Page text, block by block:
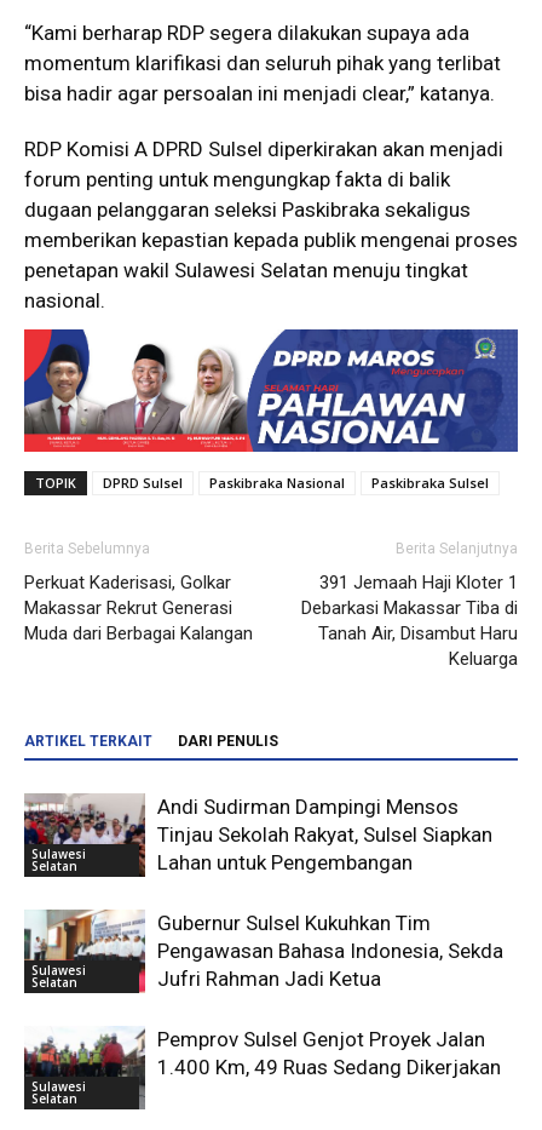
“Kami berharap RDP segera dilakukan supaya ada
momentum klarifikasi dan seluruh pihak yang terlibat
bisa hadir agar persoalan ini menjadi clear,” katanya.
RDP Komisi A DPRD Sulsel diperkirakan akan menjadi
forum penting untuk mengungkap fakta di balik
dugaan pelanggaran seleksi Paskibraka sekaligus
memberikan kepastian kepada publik mengenai proses
penetapan wakil Sulawesi Selatan menuju tingkat
nasional.
TOPIK DPRD Sulsel Paskibraka Nasional Paskibraka Sulsel
Berita Sebelumnya
Perkuat Kaderisasi, Golkar
Makassar Rekrut Generasi
Muda dari Berbagai Kalangan
Berita Selanjutnya
391 Jemaah Haji Kloter 1
Debarkasi Makassar Tiba di
Tanah Air, Disambut Haru
Keluarga
ARTIKEL TERKAIT DARI PENULIS
Sulawesi
Selatan
Andi Sudirman Dampingi Mensos
Tinjau Sekolah Rakyat, Sulsel Siapkan
Lahan untuk Pengembangan
Sulawesi
Selatan
Gubernur Sulsel Kukuhkan Tim
Pengawasan Bahasa Indonesia, Sekda
Jufri Rahman Jadi Ketua
Sulawesi
Selatan
Pemprov Sulsel Genjot Proyek Jalan
1.400 Km, 49 Ruas Sedang Dikerjakan